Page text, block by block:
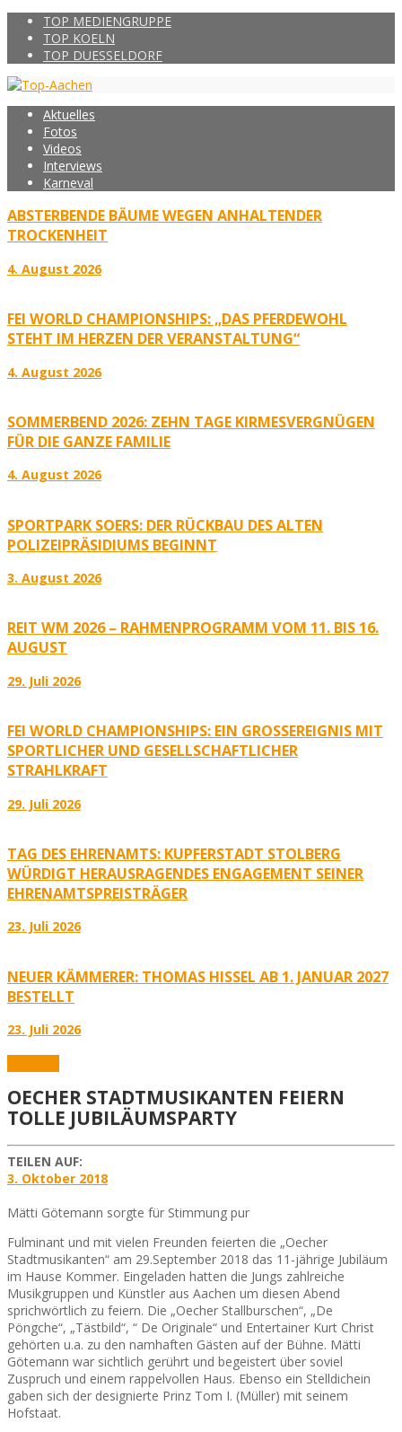
TOP MEDIENGRUPPE
TOP KOELN
TOP DUESSELDORF
Aktuelles
Fotos
Videos
Interviews
Karneval
ABSTERBENDE BÄUME WEGEN ANHALTENDER
TROCKENHEIT
4. August 2026
FEI WORLD CHAMPIONSHIPS: „DAS PFERDEWOHL
STEHT IM HERZEN DER VERANSTALTUNG“
4. August 2026
SOMMERBEND 2026: ZEHN TAGE KIRMESVERGNÜGEN
FÜR DIE GANZE FAMILIE
4. August 2026
SPORTPARK SOERS: DER RÜCKBAU DES ALTEN
POLIZEIPRÄSIDIUMS BEGINNT
3. August 2026
REIT WM 2026 – RAHMENPROGRAMM VOM 11. BIS 16.
AUGUST
29. Juli 2026
FEI WORLD CHAMPIONSHIPS: EIN GROSSEREIGNIS MIT S
PORTLICHER UND GESELLSCHAFTLICHER S
TRAHLKRAFT
29. Juli 2026
TAG DES EHRENAMTS: KUPFERSTADT STOLBERG
WÜRDIGT HERAUSRAGENDES ENGAGEMENT SEINER
EHRENAMTSPREISTRÄGER
23. Juli 2026
NEUER KÄMMERER: THOMAS HISSEL AB 1. JANUAR 2027
BESTELLT
23. Juli 2026
OECHER STADTMUSIKANTEN FEIERN
TOLLE JUBILÄUMSPARTY
TEILEN AUF:
3. Oktober 2018
Mätti Götemann sorgte für Stimmung pur
Fulminant und mit vielen Freunden feierten die „Oecher
Stadtmusikanten“ am 29.September 2018 das 11-jährige Jubiläum
im Hause Kommer. Eingeladen hatten die Jungs zahlreiche
Musikgruppen und Künstler aus Aachen um diesen Abend
sprichwörtlich zu feiern. Die „Oecher Stallburschen“, „De
Pöngche“, „Tästbild“, “ De Originale“ und Entertainer Kurt Christ
gehörten u.a. zu den namhaften Gästen auf der Bühne. Mätti
Götemann war sichtlich gerührt und begeistert über soviel
Zuspruch und einem rappelvollen Haus. Ebenso ein Stelldichein
gaben sich der designierte Prinz Tom I. (Müller) mit seinem
Hofstaat.